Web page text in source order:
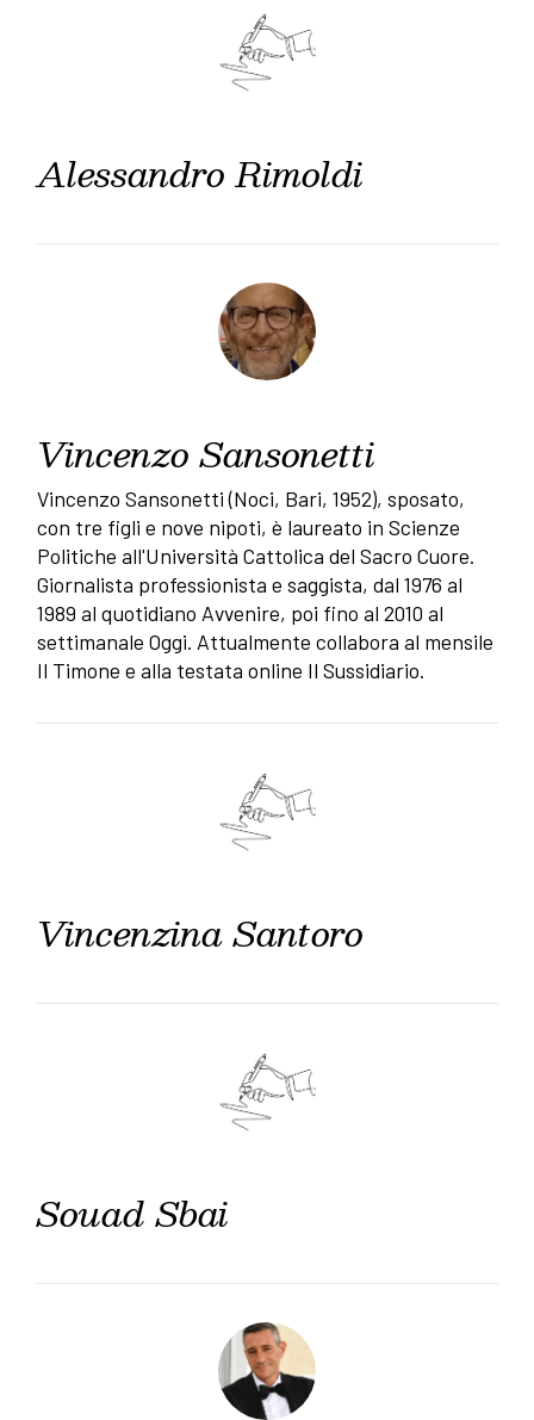
Alessandro Rimoldi
Vincenzo Sansonetti
Vincenzo Sansonetti (Noci, Bari, 1952), sposato,
con tre figli e nove nipoti, è laureato in Scienze
Politiche all'Università Cattolica del Sacro Cuore.
Giornalista professionista e saggista, dal 1976 al
1989 al quotidiano Avvenire, poi fino al 2010 al
settimanale Oggi. Attualmente collabora al mensile
Il Timone e alla testata online Il Sussidiario.
Vincenzina Santoro
Souad Sbai